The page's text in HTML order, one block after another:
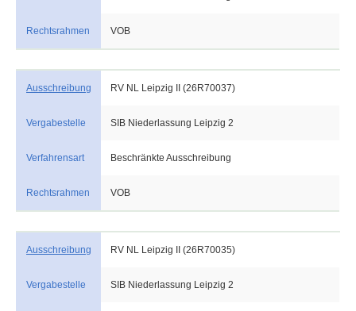
Rechtsrahmen VOB
Ausschreibung RV NL Leipzig II (26R70037)
Vergabestelle SIB Niederlassung Leipzig 2
Verfahrensart Beschränkte Ausschreibung
Rechtsrahmen VOB
Ausschreibung RV NL Leipzig II (26R70035)
Vergabestelle SIB Niederlassung Leipzig 2